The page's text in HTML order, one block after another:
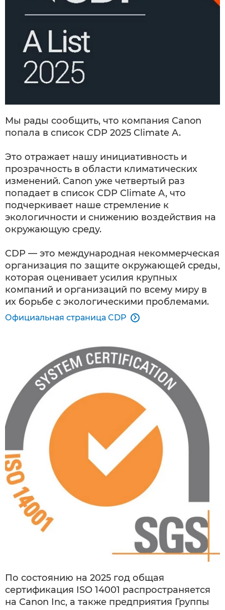
Мы рады сообщить, что компания Canon
попала в список CDP 2025 Climate A.
Это отражает нашу инициативность и
прозрачность в области климатических
изменений. Canon уже четвертый раз
попадает в список CDP Climate A, что
подчеркивает наше стремление к
экологичности и снижению воздействия на
окружающую среду.
CDP — это международная некоммерческая
организация по защите окружающей среды,
которая оценивает усилия крупных
компаний и организаций по всему миру в
их борьбе с экологическими проблемами.
Официальная страница CDP 
По состоянию на 2025 год общая
сертификация ISO 14001 распространяется
на Canon Inc, а также предприятия Группы